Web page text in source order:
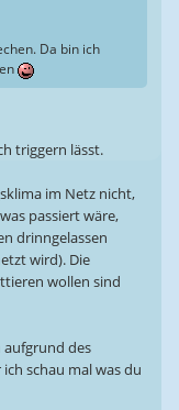
Da bin ich
triggern lässt.
im Netz nicht,
passiert wäre,
drinngelassen
wird). Die
wollen sind
aufgrund des
schau mal was du